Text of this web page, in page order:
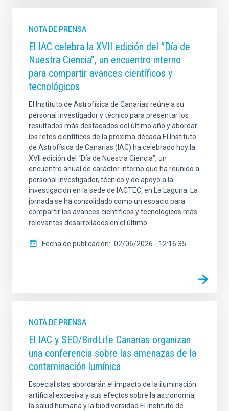
NOTA DE PRENSA
El IAC celebra la XVII edición del “Día de
Nuestra Ciencia”, un encuentro interno
para compartir avances científicos y
tecnológicos
El Instituto de Astrofísica de Canarias reúne a su
personal investigador y técnico para presentar los
resultados más destacados del último año y abordar
los retos científicos de la próxima década El Instituto
de Astrofísica de Canarias (IAC) ha celebrado hoy la
XVII edición del “Día de Nuestra Ciencia”, un
encuentro anual de carácter interno que ha reunido a
personal investigador, técnico y de apoyo a la
investigación en la sede de IACTEC, en La Laguna. La
jornada se ha consolidado como un espacio para
compartir los avances científicos y tecnológicos más
relevantes desarrollados en el último
Fecha de publicación 02/06/2026 - 12:16:35
NOTA DE PRENSA
El IAC y SEO/BirdLife Canarias organizan
una conferencia sobre las amenazas de la
contaminación lumínica
Especialistas abordarán el impacto de la iluminación
artificial excesiva y sus efectos sobre la astronomía,
la salud humana y la biodiversidad El Instituto de